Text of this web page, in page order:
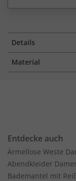
Details
Material
Entdecke auch
Ärmellose Weste
Abendkleider
Bademantel mit